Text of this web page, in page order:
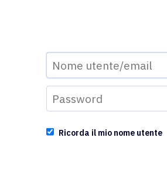
Ricorda il mio nome utente